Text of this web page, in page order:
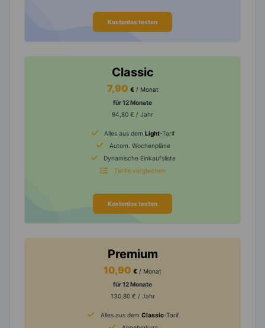
Kostenlos testen
Classic
7,90 € / Monat
für 12 Monate
94,80 € / Jahr
Alles aus dem Light-Tarif
Autom. Wochenpläne
Dynamische Einkaufsliste
Tarife vergleichen
Kostenlos testen
Premium
10,90 € / Monat
für 12 Monate
130,80 € / Jahr
Alles aus dem Classic-Tarif